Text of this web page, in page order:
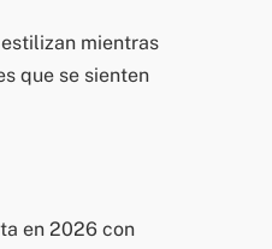
mientras
que se sienten
en 2026 con